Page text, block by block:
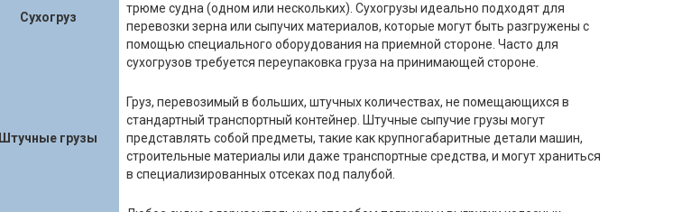
Сухогруз
трюме судна (одном или нескольких). Сухогрузы идеально подходят для
перевозки зерна или сыпучих материалов, которые могут быть разгружены с
помощью специального оборудования на приемной стороне. Часто для
сухогрузов требуется переупаковка груза на принимающей стороне.
Штучные грузы
Груз, перевозимый в больших, штучных количествах, не помещающихся в
стандартный транспортный контейнер. Штучные сыпучие грузы могут
представлять собой предметы, такие как крупногабаритные детали машин,
строительные материалы или даже транспортные средства, и могут храниться
в специализированных отсеках под палубой.